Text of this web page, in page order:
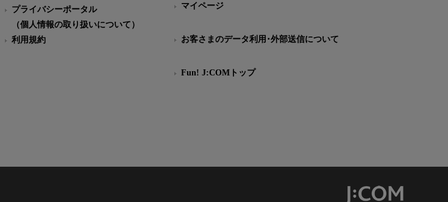
プライバシーポータル
（個人情報の取り扱いについて）
利用規約
マイページ
お客さまのデータ利用･外部送信について
Fun! J:COMトップ